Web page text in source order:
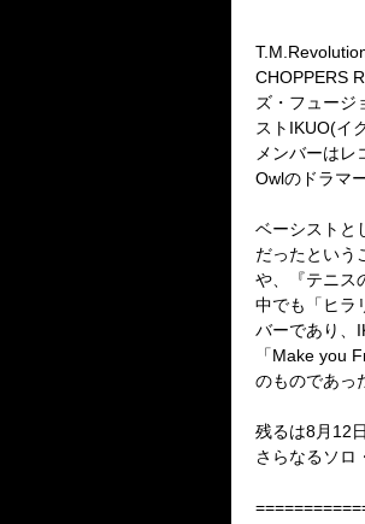
CHOPPERS
ズ・フュージ
ストIKUO(イ
メンバーは
Owlのドラマ
ベーシストと
だったという
や、『テニス
中でも「ヒラ
バーであり、
「Make you
のものであっ
残るは8月12
さらなるソロ